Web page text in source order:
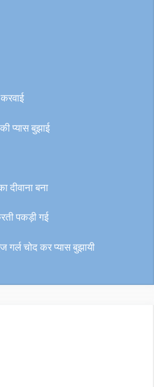
प्यास बुझाई
दीवाना बना
पकड़ी गई
गर्ल चोद कर प्यास बुझायी